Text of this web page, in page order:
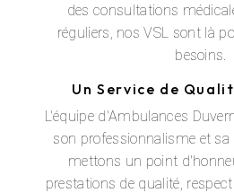
des consultations
réguliers, nos VSL sont là
besoins.
Un Service de
L'équipe d'Ambulances
son professionnalisme et
mettons un point
prestations de qualité,